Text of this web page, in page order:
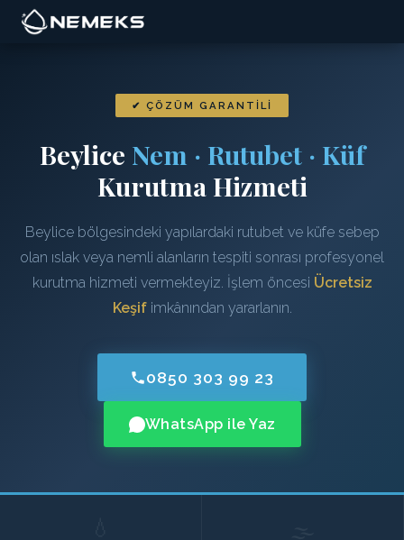
✔ ÇÖZÜM GARANTILI
Beylice Nem · Rutubet · Küf
Kurutma Hizmeti
Beylice bölgesindeki yapılardaki rutubet ve küfe sebep
olan ıslak veya nemli alanların tespiti sonrası profesyonel
kurutma hizmeti vermekteyiz. İşlem öncesi Ücretsiz
Keşifimkânından yararlanın.
0850 303 99 23
WhatsApp ile Yaz